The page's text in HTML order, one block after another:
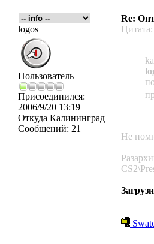
Re:
logos
Пользователь
Присоединился:
2006/9/20 13:19
Откуда Калининград
Сообщений: 21
Цитата:
Не